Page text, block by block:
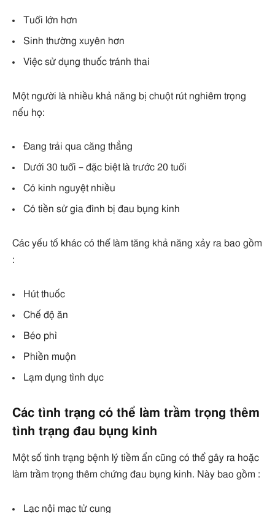
Tuổi lớn hơn
Sinh thường xuyên hơn
Việc sử dụng thuốc tránh thai
Một người là nhiều khả năng bị chuột rút nghiêm trọng
nếu họ:
Đang trải qua căng thẳng
Dưới 30 tuổi – đặc biệt là trước 20 tuổi
Có kinh nguyệt nhiều
Có tiền sử gia đình bị đau bụng kinh
Các yếu tố khác có thể làm tăng khả năng xảy ra bao gồm
:
Hút thuốc
Chế độ ăn
Béo phì
Phiền muộn
Lạm dụng tình dục
Các tình trạng có thể làm trầm trọng thêm
tình trạng đau bụng kinh
Một số tình trạng bệnh lý tiềm ẩn cũng có thể gây ra hoặc
làm trầm trọng thêm chứng đau bụng kinh. Này bao gồm :
Lạc nội mạc tử cung